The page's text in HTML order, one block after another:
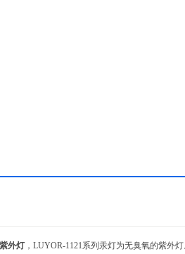
紫外灯，LUYOR-1121系列汞灯为无臭氧的紫外灯